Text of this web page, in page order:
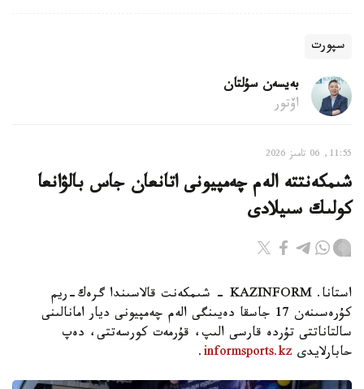
سپورت
بەيسەن سۇلتان
اۆتور
11:55, 06 تامىز 2026
شىمكەنتتە الەم چەمپيونى اتانعان جاس بالۋانعا
كولىك سىيلادى
استانا. KAZINFORM - شىمكەنت قالاسىندا گرەك-ريم
كۇرەسىنەن 17 جاسقا دەيىنگى الەم چەمپيونى ديار امانالىنى
سالتاناتتى تۇردە قارسى الىپ، قۇرمەت كورسەتتى، دەپ
حابارلايدى informsports.kz
.